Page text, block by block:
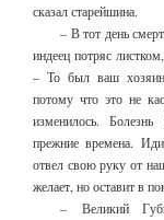
сказал старейшина.
– В тот день
индеец потряс
– То был ваш
потому что это не
изменилось.
прежние времена.
отвел свою руку от
желает, но оставит в
– Великий